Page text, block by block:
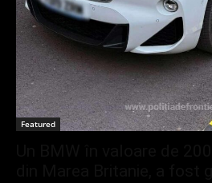
Featured